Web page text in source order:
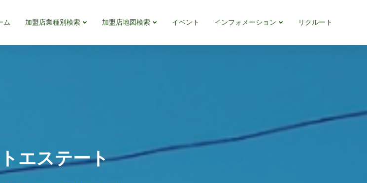
ム 加盟店業種別検索 加盟店地図検索 イベント インフォメーション リクルート
エステート